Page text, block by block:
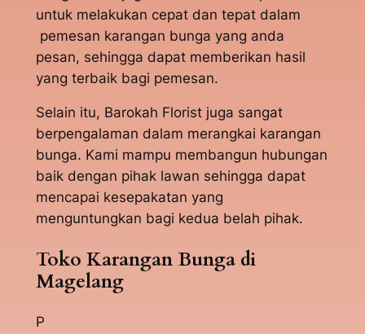
untuk melakukan cepat dan tepat dalam
pemesan karangan bunga yang anda
pesan, sehingga dapat memberikan hasil
yang terbaik bagi pemesan.
Selain itu, Barokah Florist juga sangat
berpengalaman dalam merangkai karangan
bunga. Kami mampu membangun hubungan
baik dengan pihak lawan sehingga dapat
mencapai kesepakatan yang
menguntungkan bagi kedua belah pihak.
Toko Karangan Bunga di
Magelang
P